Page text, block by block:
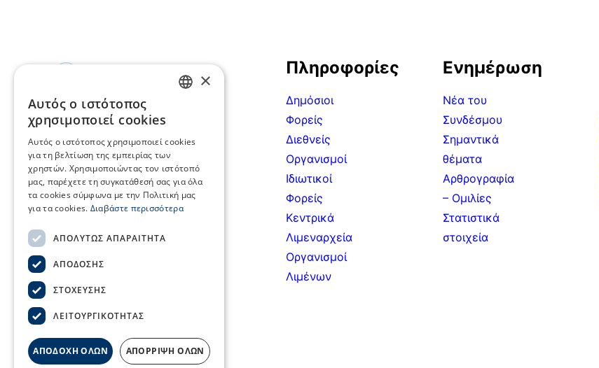
Ακτή Μιαούλη 7-9, 185
35, Πειραιάς
τηλ.: (+30) 2104220820,
(+30) 2104226156
fax: (+30) 2104220822
seen@seen.org.gr
Πληροφορίες
Δημόσιοι
Φορείς
Διεθνείς
Οργανισμοί
Ιδιωτικοί
Φορείς
Κεντρικά
Λιμεναρχεία
Οργανισμοί
Λιμένων
Ενημέρωση
Νέα του
Συνδέσμου
Σημαντικά
θέματα
Αρθρογραφία
– Ομιλίες
Στατιστικά
στοιχεία
×
Αυτός ο ιστότοπος
χρησιμοποιεί cookies
Αυτός ο ιστότοπος χρησιμοποιεί cookies
για τη βελτίωση της εμπειρίας των
χρηστών. Χρησιμοποιώντας τον ιστότοπό
μας, παρέχετε τη συγκατάθεσή σας για όλα
τα cookies σύμφωνα με την Πολιτική μας
για τα cookies. Διαβάστε περισσότερα
ΑΠΟΛΎΤΩΣ ΑΠΑΡΑΊΤΗΤΑ
ΑΠΌΔΟΣΗΣ
ΣΤΌΧΕΥΣΗΣ
ΛΕΙΤΟΥΡΓΙΚΌΤΗΤΑΣ
ΑΠΟΔΟΧΗ ΟΛΩΝ ΑΠΟΡΡΙΨΗ ΟΛΩΝ